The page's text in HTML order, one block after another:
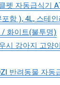
펫 자동급식기
함 ), 4L, 스테
/ 화이트(불투명)
시 강아지 고양
반려동물 자동